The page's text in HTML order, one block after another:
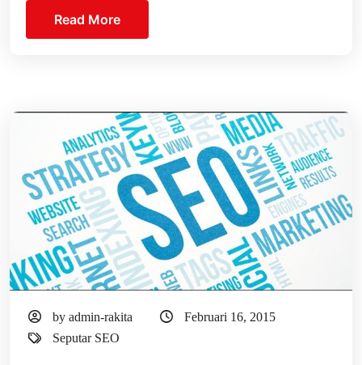
Read More
by admin-rakita
Februari 16, 2015
Seputar SEO